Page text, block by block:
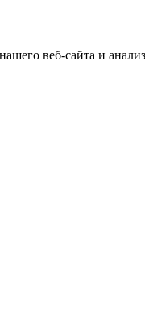
веб-сайта и